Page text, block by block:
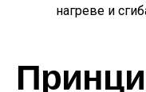
нагреве и